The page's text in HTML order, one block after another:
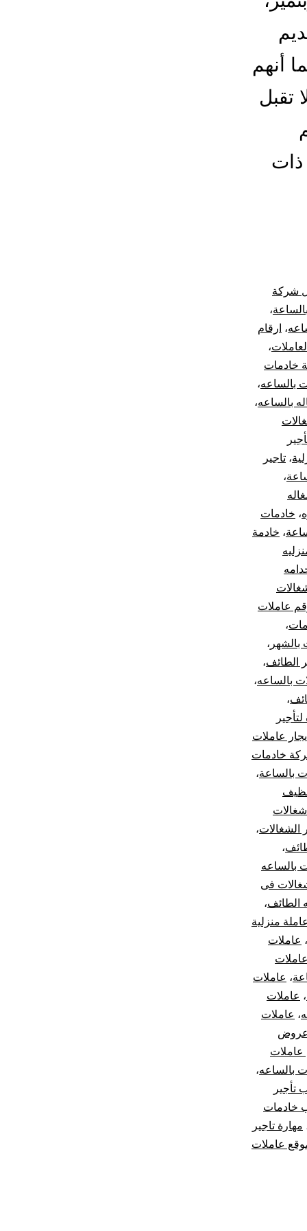
أنهم
تقبل
ذات
شركة
،
، ارقام
،
خادمات
بالساعه،
بالساعه،
، تاجير
،
، خادمات
، خادمة
عاملات
،
،
الطائف،
بالساعه،
،
عاملات
خادمات
بالساعة،
الشغالات،
،
بالساعه
فى
الطائف،
منزلية
، عاملات
، عاملات
، عاملات
، عاملات
بالساعه،
تأجير
خادمات
مهارة تاجير
عاملات